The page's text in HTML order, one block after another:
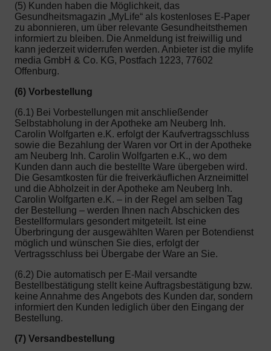
(5) Kunden haben die Möglichkeit, das
Gesundheitsmagazin „MyLife“ als kostenloses E-Paper
zu abonnieren, um über relevante Gesundheitsthemen
informiert zu bleiben. Die Anmeldung ist freiwillig und
kann jederzeit widerrufen werden. Anbieter ist die mylife
media GmbH & Co. KG, Postfach 1223, 77602
Offenburg.
(6) Vorbestellung
(6.1) Bei Vorbestellungen mit anschließender
Selbstabholung in der Apotheke am Neuberg Inh.
Carolin Wolfgarten e.K. erfolgt der Kaufvertragsschluss
sowie die Bezahlung der Waren vor Ort in der Apotheke
am Neuberg Inh. Carolin Wolfgarten e.K., wo dem
Kunden dann auch die bestellte Ware übergeben wird.
Die Gesamtkosten für die freiverkäuflichen Arzneimittel
und die Abholzeit in der Apotheke am Neuberg Inh.
Carolin Wolfgarten e.K. – in der Regel am selben Tag
der Bestellung – werden Ihnen nach Abschicken des
Bestellformulars gesondert mitgeteilt. Ist eine
Überbringung der ausgewählten Waren per Botendienst
möglich und wünschen Sie dies, erfolgt der
Vertragsschluss bei Übergabe der Ware an Sie.
(6.2) Die automatisch per E-Mail versandte
Bestellbestätigung stellt keine Auftragsbestätigung bzw.
keine Annahme des Angebots des Kunden dar, sondern
informiert den Kunden lediglich über den Eingang der
Bestellung.
(7) Versandbestellung